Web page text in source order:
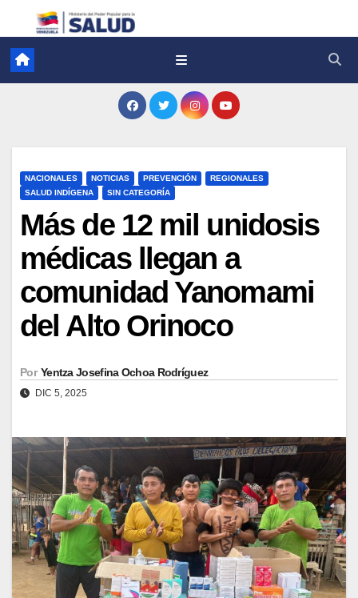
NACIONALES NOTICIAS PREVENCIÓN
REGIONALES
SALUD INDÍGENA
SIN CATEGORÍA
Más de 12 mil unidosis
médicas llegan a
comunidad Yanomami
del Alto Orinoco
Por Yentza Josefina Ochoa Rodríguez
DIC 5, 2025